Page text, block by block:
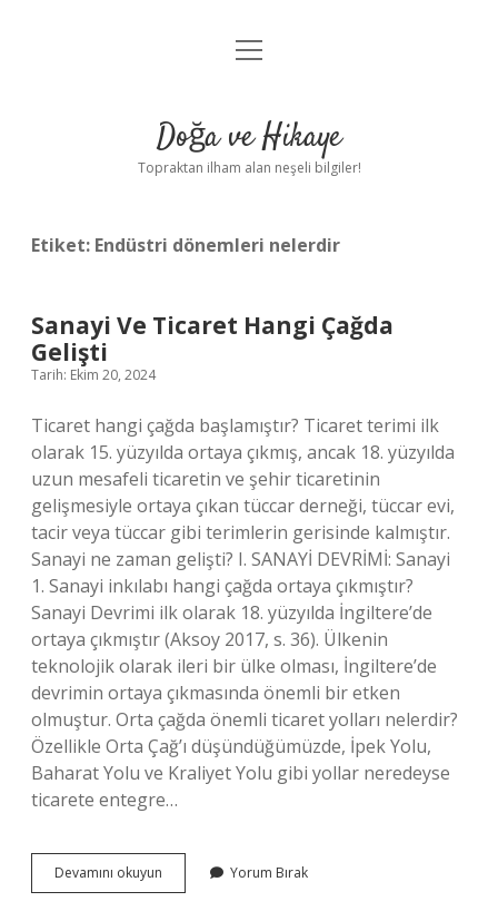
Anasayfa
Yasal Uyarı
menüyü
Doğa ve Hikaye
Topraktan ilham alan neşeli bilgiler!
Etiket: Endüstri dönemleri nelerdir
Sanayi Ve Ticaret Hangi Çağda
Gelişti
Tarih: Ekim 20, 2024
Ticaret hangi çağda başlamıştır? Ticaret terimi ilk
olarak 15. yüzyılda ortaya çıkmış, ancak 18. yüzyılda
uzun mesafeli ticaretin ve şehir ticaretinin
gelişmesiyle ortaya çıkan tüccar derneği, tüccar evi,
tacir veya tüccar gibi terimlerin gerisinde kalmıştır.
Sanayi ne zaman gelişti? I. SANAYİ DEVRİMİ: Sanayi
1. Sanayi inkılabı hangi çağda ortaya çıkmıştır?
Sanayi Devrimi ilk olarak 18. yüzyılda İngiltere’de
ortaya çıkmıştır (Aksoy 2017, s. 36). Ülkenin
teknolojik olarak ileri bir ülke olması, İngiltere’de
devrimin ortaya çıkmasında önemli bir etken
olmuştur. Orta çağda önemli ticaret yolları nelerdir?
Özellikle Orta Çağ’ı düşündüğümüzde, İpek Yolu,
Baharat Yolu ve Kraliyet Yolu gibi yollar neredeyse
ticarete entegre…
Devamını okuyun
Ve
Yorum Bırak